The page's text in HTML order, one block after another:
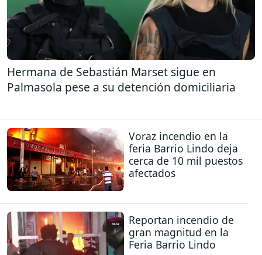
Hermana de Sebastián Marset sigue en
Palmasola pese a su detención domiciliaria
Voraz incendio en la
feria Barrio Lindo deja
cerca de 10 mil puestos
afectados
Reportan incendio de
gran magnitud en la
Feria Barrio Lindo